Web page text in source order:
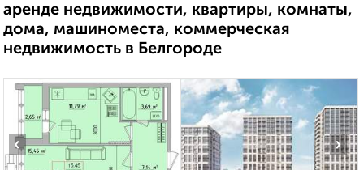
аренде недвижимости, квартиры, комнаты,
дома, машиноместа, коммерческая
недвижимость в Белгороде
‹ ›